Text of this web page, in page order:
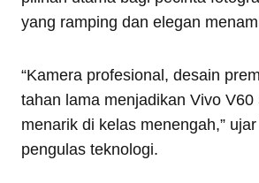
yang ramping dan elegan
“Kamera profesional, desain
tahan lama menjadikan Vivo V60
menarik di kelas menengah,”
pengulas teknologi.